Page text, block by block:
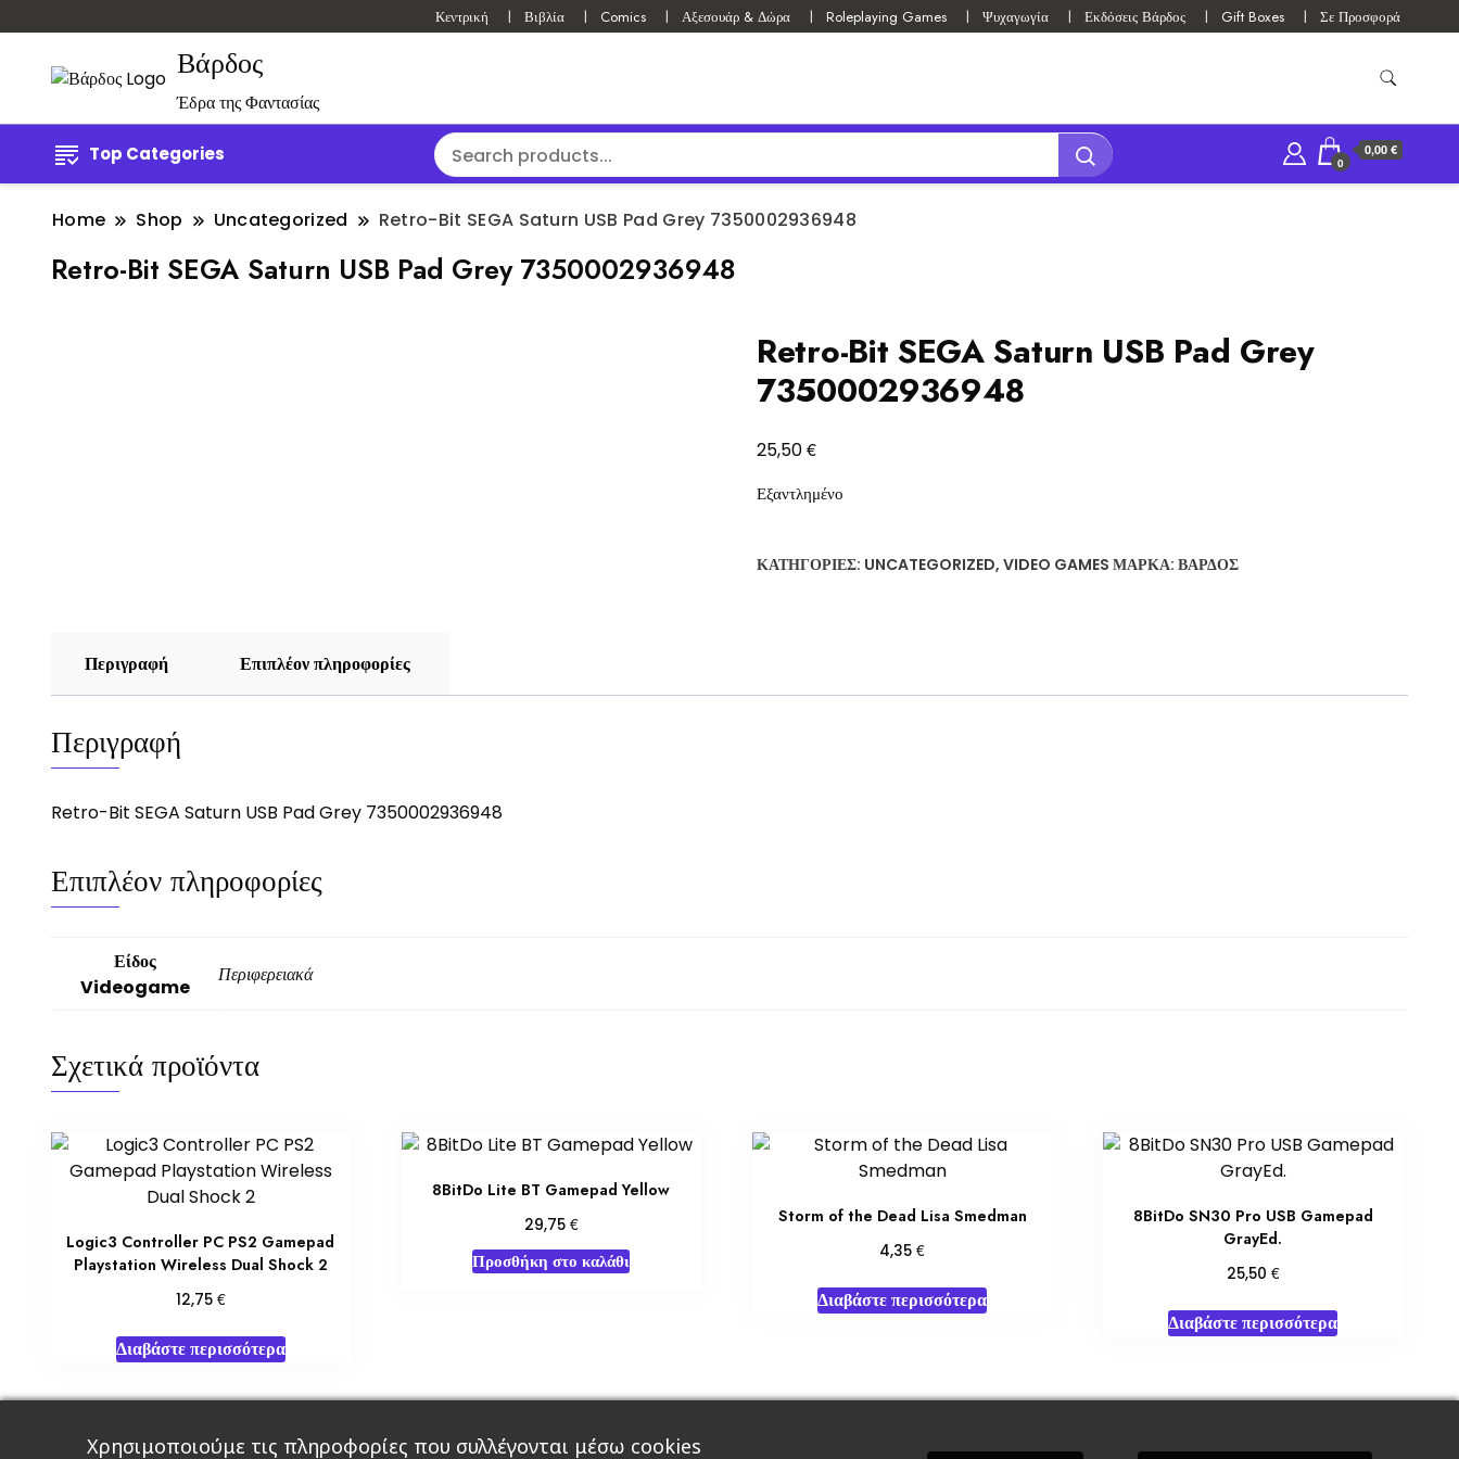
Κεντρική Βιβλία Comics Αξεσουάρ & Δώρα Roleplaying Games Ψυχαγωγία Εκδόσεις Βάρδος Gift Boxes Σε Προσφορά
Βάρδος
Έδρα της Φαντασίας
Top Categories 0
0,00 €
Home Shop Uncategorized Retro-Bit SEGA Saturn USB Pad Grey 7350002936948
Retro-Bit SEGA Saturn USB Pad Grey 7350002936948
Retro-Bit SEGA Saturn USB Pad Grey
7350002936948
25,50€
Εξαντλημένο
ΚΑΤΗΓΟΡΊΕΣ: UNCATEGORIZED, VIDEO GAMES ΜΆΡΚΑ: ΒΆΡΔΟΣ
Περιγραφή Επιπλέον πληροφορίες
Περιγραφή
Retro-Bit SEGA Saturn USB Pad Grey 7350002936948
Επιπλέον πληροφορίες
Είδος
Videogame
Περιφερειακά
Σχετικά προϊόντα
Logic3 Controller PC PS2 Gamepad
Playstation Wireless Dual Shock 2
12,75 €
Διαβάστε περισσότερα
8BitDo Lite BT Gamepad Yellow
29,75 €
Προσθήκη στο καλάθι
Storm of the Dead Lisa Smedman
4,35€
Διαβάστε περισσότερα
8BitDo SN30 Pro USB Gamepad
GrayEd.
25,50 €
Διαβάστε περισσότερα
Χρησιμοποιούμε τις πληροφορίες που συλλέγονται μέσω cookies